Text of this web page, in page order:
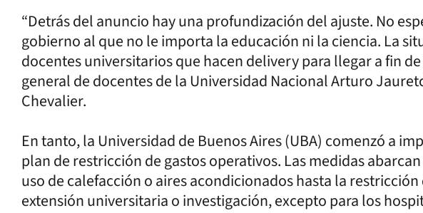
“Detrás del anuncio hay una profundización del ajuste. No
gobierno al que no le importa la educación ni la ciencia. La
docentes universitarios que hacen delivery para llegar a fin
general de docentes de la Universidad Nacional Arturo
Chevalier.
En tanto, la Universidad de Buenos Aires (UBA) comenzó a
plan de restricción de gastos operativos. Las medidas
uso de calefacción o aires acondicionados hasta la
extensión universitaria o investigación, excepto para los